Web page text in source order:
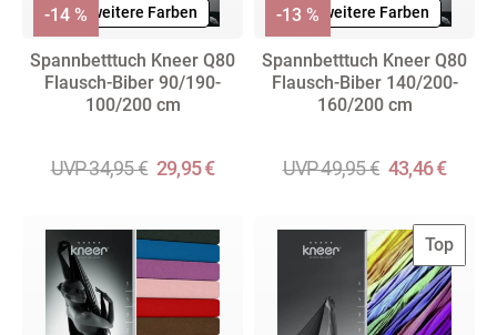
+ weitere Farben
Spannbetttuch Kneer Q80
Flausch-Biber 90/190-
100/200 cm
UVP 34,95 € 29,95 €
-14 % + weitere Farben
Spannbetttuch Kneer Q80
Flausch-Biber 140/200-
160/200 cm
UVP 49,95 € 43,46 €
-13 %
Top